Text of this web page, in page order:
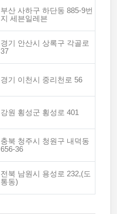
부산 사하구 하단동 885-9번
지 세븐일레븐
경기 안산시 상록구 각골로
37
경기 이천시 중리천로 56
강원 횡성군 횡성로 401
충북 청주시 청원구 내덕동
656-36
전북 남원시 용성로 232,(도
통동)